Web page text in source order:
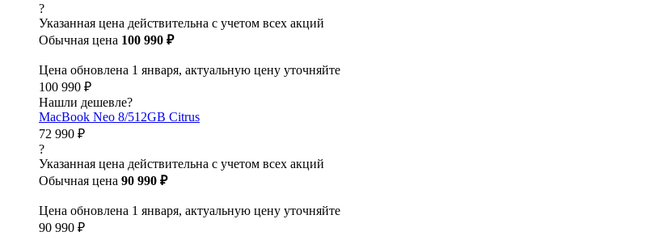
?
Указанная цена действительна с учетом всех акций
Обычная цена 100 990 ₽
Цена обновлена 1 января, актуальную цену уточняйте
100 990 ₽
Нашли дешевле?
MacBook Neo 8/512GB Citrus
72 990 ₽
?
Указанная цена действительна с учетом всех акций
Обычная цена 90 990 ₽
Цена обновлена 1 января, актуальную цену уточняйте
90 990 ₽